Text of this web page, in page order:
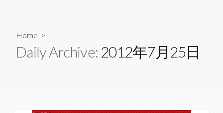
Home >
Daily Archive: 2012年7月25日